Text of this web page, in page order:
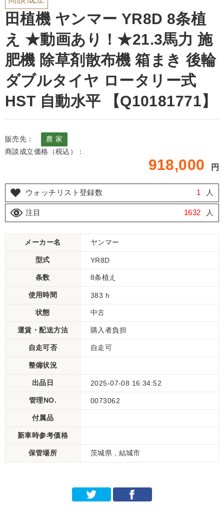
田植機 ヤンマー YR8D 8条植
え ★動画あり！★21.3馬力 施
肥機 除草剤散布機 箱まき 後輪
ダブルタイヤ ロータリー式
HST 自動水平 【Q10181771】
販売先：
農 家
商談成立価格（税込）：
918,000 円
ウォッチリスト登録数 1 人
注目 1632 人
メーカー名 ヤンマー
型式 YR8D
条数 8条植え
使用時間 383 h
状態 中古
運賃・配送方法 購入者負担
自走可否 自走可
整備状況
出品日 2025-07-08 16:34:52
管理NO. 0073062
付属品
新車時参考価格
保管場所 茨城県 , 結城市